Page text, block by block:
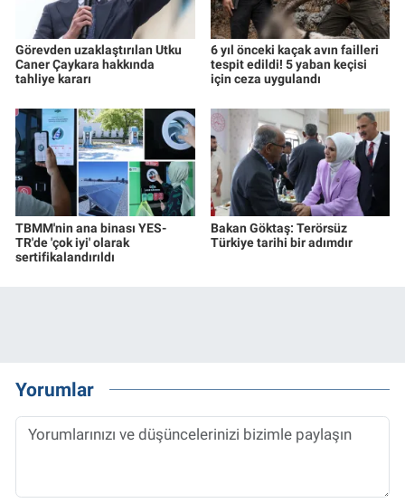
Görevden uzaklaştırılan Utku
Caner Çaykara hakkında
tahliye kararı
6 yıl önceki kaçak avın failleri
tespit edildi! 5 yaban keçisi
için ceza uygulandı
TBMM'nin ana binası YES-
TR'de 'çok iyi' olarak
sertifikalandırıldı
Bakan Göktaş: Terörsüz
Türkiye tarihi bir adımdır
Yorumlar